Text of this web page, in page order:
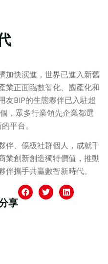
加快演進，世界已進入新舊
業正面臨數智化、國產化和
友BIP的生態夥伴已入駐超
，眾多行業領先企業都選
平台。
伴、億級社群個人，成就千
業創新創造獨特價值，推動
攜手共贏數智新時代。
享